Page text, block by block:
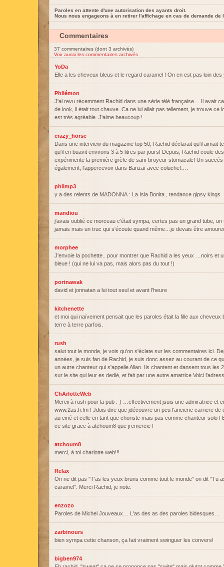
Paroles en attente d'une autorisation des ayants droit.
Nous nous engageons à en retirer l'affichage en cas de demande de
Commentaires
37 commentaires (dont 3 archivés)
Voir aussi les commentaires archivés
YoDa
Elle a les cheveux bleus et le regard caramel ! On en est pas loin
Philémon
J'ai revu récemment Rachid dans une série télé française… Il avait
de look, il était tout chauve. Ca ne lui allait pas tellement, je trouve
est très agréable. J'aime beaucoup !
crazy_horse
Dans une interview du magazine top 50, Rachid déclarait qu'il aimait
qu'il en buavit environs 3 à 5 litres par jours! Depuis, Rachid coule
expérimente la première grèfe de sani-broyeur stomacale! Un
également, l'appercevoir dans Banzaï avec coluche!….
philmp3
y a des relents de MADONNA : La Isla Bonita , tendance gipsy kings
mandiou
j'avais oublié ce morceau c'était sympa, certes pas un grand tube, un
jamais mais un truc qui s'écoute quand même…je devais être
morphee
J'envoie la pochette.. pour montrer que Rachid a les yeux …noirs et
bleue ! (qui ne lui va pas, mais alors pas du tout !)
portnawak
david et jonnatan a lui tout seul et avant l'heure
kitchenette
et moi qui naïvement pensait que les paroles était la fille aux cheveux
terre à terre parfois.
rush
salut tout le monde, je vois qu'on s'éclate sur les commentaires ici.
années, je suis fan de Rachid, je suis donc assez au courant de ce
un autre chanteur qui s'appelle Allan. Ils chantent et dansent tous les
sur le site qui leur es dedié, et fait par une autre amatrice.Voici
ChArlotteWeb
Mercii à rush pour la pub :-) …effectivement jsuis une admiratrice et
www.2as.fr.fm ! Jdois dire que jdécouvre un peu l'anciene carriere
au ciné et celle en tant que choriste mais pas comme chanteur solo
ce site grace à atchoum8 que jremercie !
atchoum8
merci, à toi charlotte web!!!
Relax
On ne dit pas "T'as les yeux bruns comme tout le monde" on dit "Tu
caramel". Merci Rachid, je note.
enzozo
Paroles de Michel Jouveaux… L'as des as des paroles bidesques…
zarbinours
bien sympa cette chanson, ça fait vraiment swinguer les convers!
bigben974